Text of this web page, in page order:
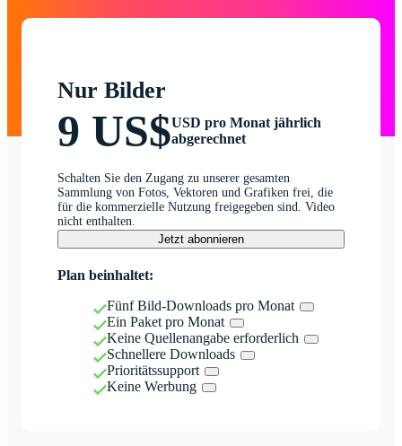
Nur Bilder
9 US$USD pro Monat jährlich
abgerechnet
Schalten Sie den Zugang zu unserer gesamten
Sammlung von Fotos, Vektoren und Grafiken frei, die
für die kommerzielle Nutzung freigegeben sind. Video
nicht enthalten.
Jetzt abonnieren
Plan beinhaltet:
Fünf Bild-Downloads pro Monat
Ein Paket pro Monat
Keine Quellenangabe erforderlich
Schnellere Downloads
Prioritätssupport
Keine Werbung